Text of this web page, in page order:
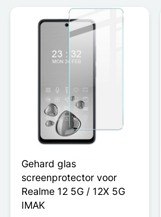
Gehard glas
screenprotector voor
Realme 12 5G / 12X 5G
IMAK